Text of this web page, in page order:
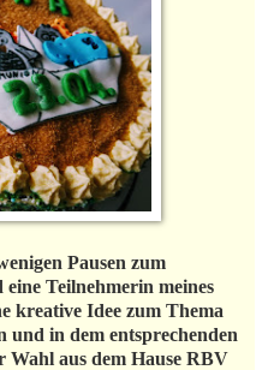
Pausen zum
Teilnehmerin meines
kreative Idee zum Thema
und in dem entsprechenden
aus dem Hause RBV